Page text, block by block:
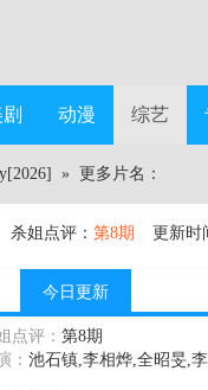
动漫 综艺
» 更多片名：
杀姐点评： 第8期 更新时
今日更新
点评： 第8期
： 池石镇,李相烨,全昭旻,